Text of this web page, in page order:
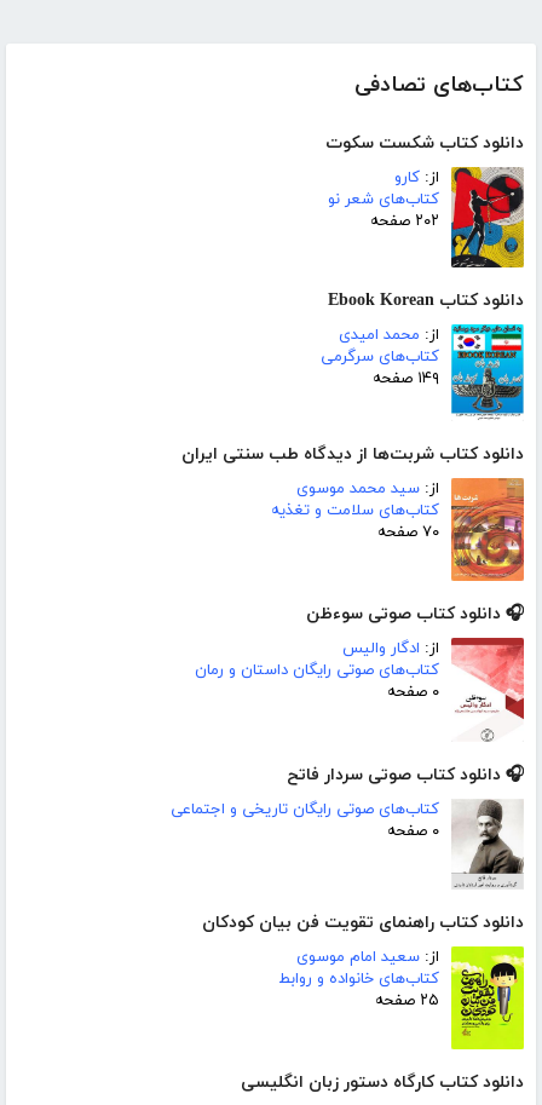
کتاب‌های تصادفی
دانلود کتاب شکست سکوت
از: کارو
کتاب‌های شعر نو
۲۰۲ صفحه
دانلود کتاب Ebook Korean
از: محمد امیدی
کتاب‌های سرگرمی
۱۴۹ صفحه
دانلود کتاب شربت‌ها از دیدگاه طب سنتی ایران
از: سید محمد موسوی
کتاب‌های سلامت و تغذیه
۷۰ صفحه
🎧 دانلود کتاب صوتی سوء‌ظن
از: ادگار والیس
کتاب‌های صوتی رایگان داستان و رمان
۰ صفحه
🎧 دانلود کتاب صوتی سردار فاتح
کتاب‌های صوتی رایگان تاریخی و اجتماعی
۰ صفحه
دانلود کتاب راهنمای تقویت فن بیان کودکان
از: سعید امام موسوی
کتاب‌های خانواده و روابط
۲۵ صفحه
دانلود کتاب کارگاه دستور زبان انگلیسی